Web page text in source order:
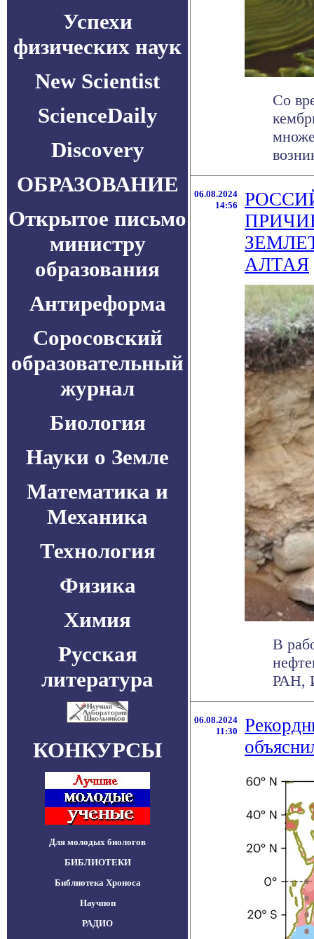
Успехи
физических наук
New Scientist
ScienceDaily
Discovery
ОБРАЗОВАНИЕ
Открытое письмо
министру
образования
Антиреформа
Соросовский
образовательный
журнал
Биология
Науки о Земле
Математика и
Механика
Технология
Физика
Химия
Русская
литература
КОНКУРСЫ
Для молодых биологов
БИБЛИОТЕКИ
Библиотека Хроноса
Научпоп
РАДИО
Со
06.08.2024
14:56
АЛТАЯ
В
РАН,
06.08.2024
11:30